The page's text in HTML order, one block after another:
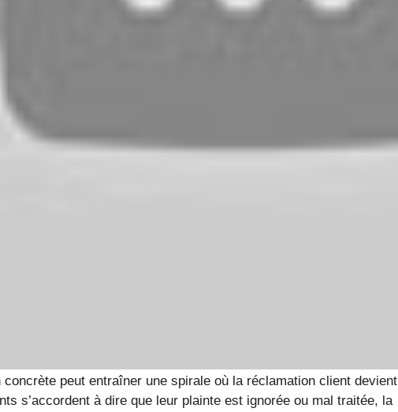
minute par une facture qu’ils ne peuvent contester, faute de
concrète peut entraîner une spirale où la réclamation client devient
s’accordent à dire que leur plainte est ignorée ou mal traitée, la